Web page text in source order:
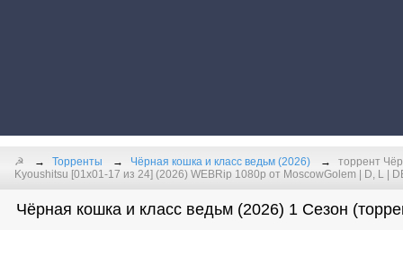
☭ Торренты Чёрная кошка и класс ведьм (2026)
торрент
Kyoushitsu [01x01-17 из 24] (2026) WEBRip 1080p от MoscowGolem | D, L |
Чёрная кошка и класс ведьм (2026) 1 Сезон